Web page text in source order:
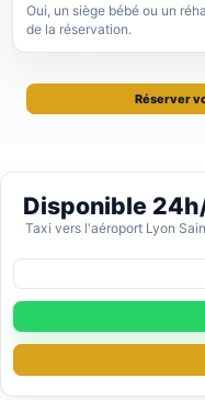
Oui, un siège bébé ou un
de la réservation.
Réserver
Disponible
Taxi vers l'aéroport Lyon